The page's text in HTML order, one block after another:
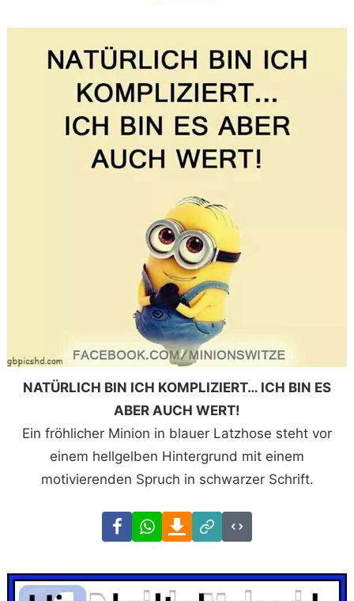
NATÜRLICH BIN ICH KOMPLIZIERT… ICH BIN ES
ABER AUCH WERT!
Ein fröhlicher Minion in blauer Latzhose steht vor
einem hellgelben Hintergrund mit einem
motivierenden Spruch in schwarzer Schrift.
FacebookWhatsAppDownload
Link
Code